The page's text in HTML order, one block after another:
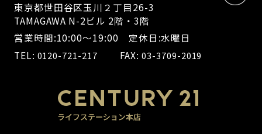
東京都世田谷区玉川２丁目26-3
TAMAGAWA N-2ビル 2階・3階
営業時間:10:00～19:00 定休日:水曜日
TEL: 0120-721-217 FAX:03-3709-2019